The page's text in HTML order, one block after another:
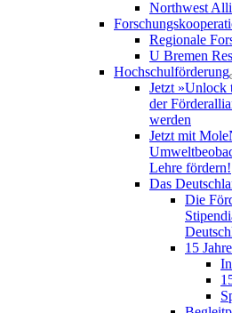
Northwest
Regionale
U Bremen
Hochschulförderung
Jetzt »Unlock
der
werden
Jetzt mit
Lehre fördern!
Das
Die
15